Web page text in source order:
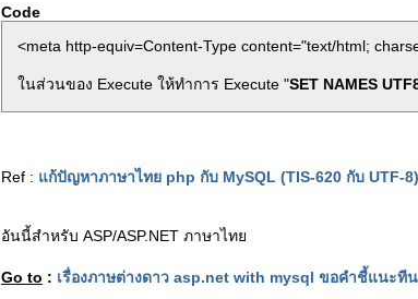
Code
<meta http-equiv=Content-Type content="text/html;
ในส่วนของ Execute ให้ทำการ Execute "SET NAMES
Ref : แก้ปัญหาภาษาไทย php กับ MySQL (TIS-620 กับ UTF-8)
อันนี้สำหรับ ASP/ASP.NET ภาษาไทย
Go to : เรื่องภาษต่างดาว asp.net with mysql ขอคำชี้แนะที